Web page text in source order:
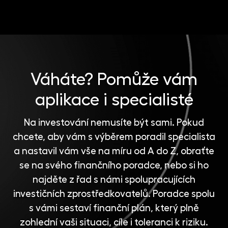
Váháte? Pomůže vám
aplikace i specialisté
Na investování nemusíte být sami. Pokud
chcete, aby vám s výběrem poradil specialista
a nastavil vám vše na míru od A do Z, obraťte
se na svého finančního poradce, nebo si ho
najděte z řad s námi spolupracujících
investičních zprostředkovatelů. Poradce spolu
s vámi sestaví finanční plán, který plně
zohlední vaši situaci, cíle i toleranci k riziku.